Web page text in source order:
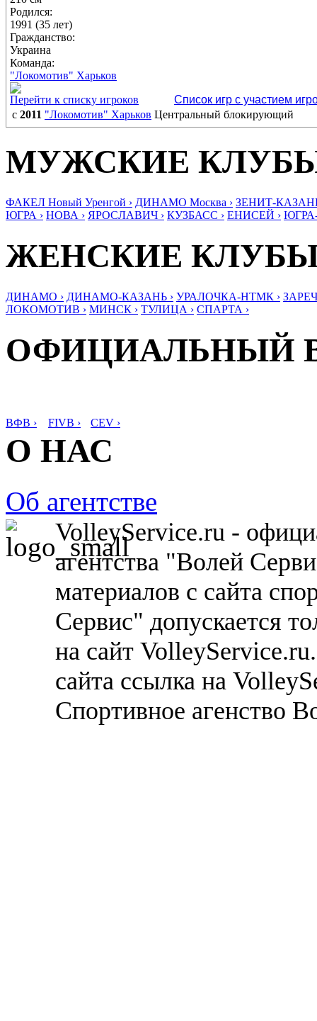
Родился:
1991 (35 лет)
Гражданство:
Украина
Команда:
"Локомотив" Харьков
Перейти к списку игроков
Список игр с участием
с 2011 "Локомотив" Харьков Центральный блокирующий
МУЖСКИЕ
ФАКЕЛ Новый Уренгой › ДИНАМО Москва › ЗЕНИТ-
ЮГРА › НОВА › ЯРОСЛАВИЧ › КУЗБАСС › ЕНИСЕЙ ›
ЖЕНСКИЕ
ДИНАМО › ДИНАМО-КАЗАНЬ › УРАЛОЧКА-НТМК ›
ЛОКОМОТИВ › МИНСК › ТУЛИЦА › СПАРТА ›
ОФИЦИАЛЬНЫЙ
ВФВ › FIVB › CEV ›
О НАС
Об агентстве
VolleyService.ru -
агентства "Волей
материалов с сайта
Сервис" допускается
на сайт
сайта ссылка на
Спортивное агенство